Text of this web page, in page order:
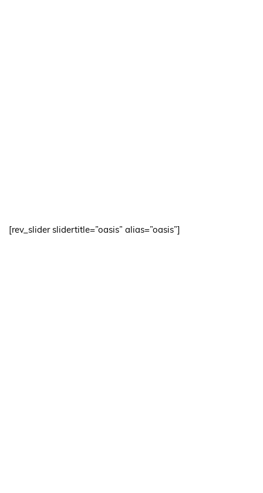
[rev_slider slidertitle=”oasis” alias=”oasis”]